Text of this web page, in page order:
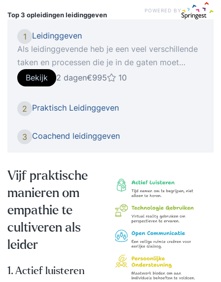
Top 3 opleidingenleidinggeven
POWERED BY
1
Leidinggeven
Als leidinggevende heb je een veel verschillende
taken en processen die je in de gaten moet
hebben. Dit kan gaan van het motiveren van het
team tot aan iedereen op één lijn krijgen in het
team en conflicten oplossen. Je vaardigheden als
leidinggevende zijn zo breed dat er bijna altijd
iets meer van wilt weten. Iemand die functie van
met meer cohesie waarin het werk allemaal wat
soepeler verloopt, dat scheelt een boel stress op
de werkvloer. Deze training is afgestemd op jouw
behoeften en wordt individueel gegeven. We
bekijken jouw situatie en niveau en passen ons
programma op jou aan. Jij bent uniek en hebt
waarschijnlijk nét iets anders nodig dan een
ander. Vraagstukken die we in de training
beantwoorden zijn bijvoorbeeld: Hoe zorg ik
Bekijk 2 dagen€995 10
2 Praktisch Leidinggeven
3 Coachend leidinggeven
Vijf praktische
manieren om
empathie te
cultiveren als
leider
1. Actief luisteren